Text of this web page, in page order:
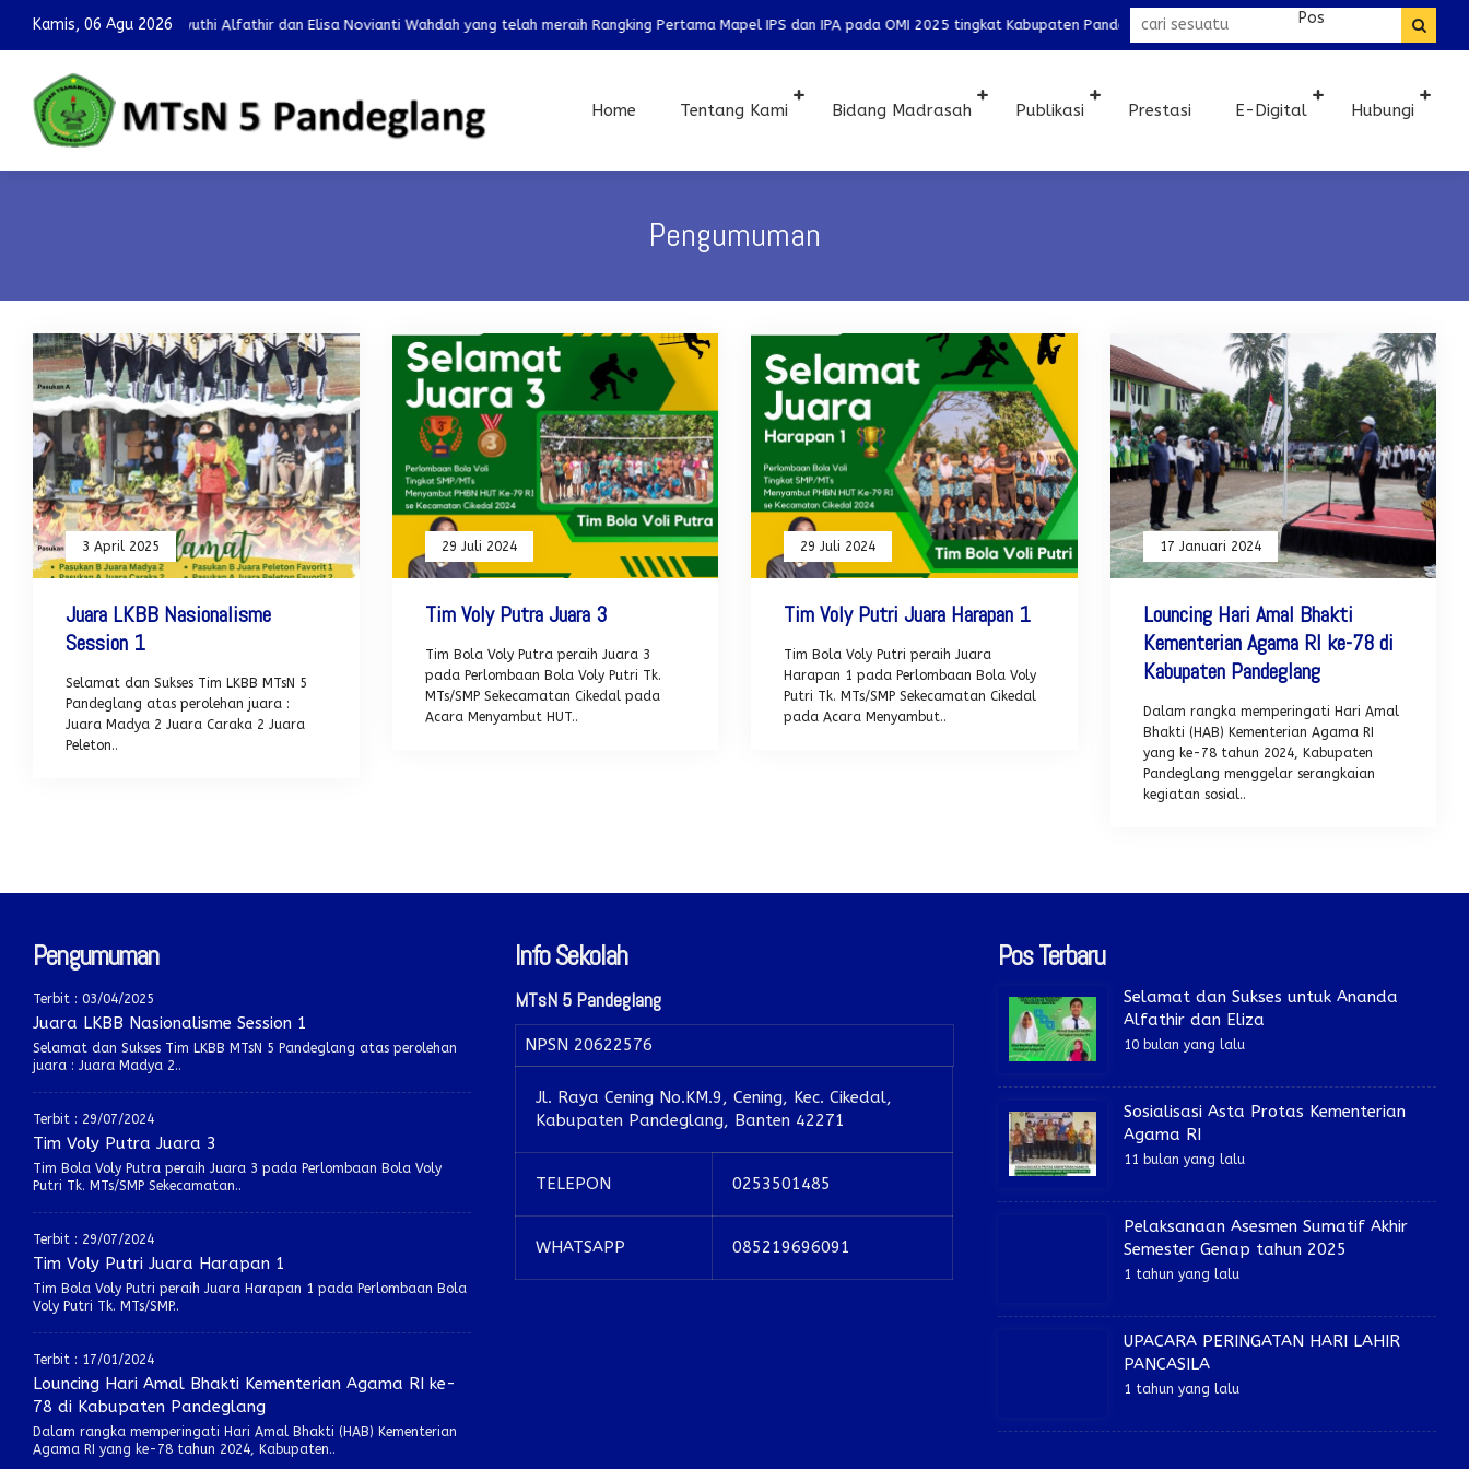
Kamis, 06 Agu 2026
Ahmad Suyuthi Alfathir dan Elisa Novianti Wahdah yang telah meraih Rangking Pertama Mapel IPS dan IPA pada OMI 2025 tingkat Kabupaten Pandeglang dan lolos ke ketingkat Provinsi pada bidang
Home Tentang Kami Bidang Madrasah Publikasi Prestasi E-Digital Hubungi
Pengumuman
3 April 2025
Juara LKBB Nasionalisme
Session 1
Selamat dan Sukses Tim LKBB MTsN 5
Pandeglang atas perolehan juara :
Juara Madya 2 Juara Caraka 2 Juara
Peleton..
29 Juli 2024
Tim Voly Putra Juara 3
Tim Bola Voly Putra peraih Juara 3
pada Perlombaan Bola Voly Putri Tk.
MTs/SMP Sekecamatan Cikedal pada
Acara Menyambut HUT..
29 Juli 2024
Tim Voly Putri Juara Harapan 1
Tim Bola Voly Putri peraih Juara
Harapan 1 pada Perlombaan Bola Voly
Putri Tk. MTs/SMP Sekecamatan Cikedal
pada Acara Menyambut..
17 Januari 2024
Louncing Hari Amal Bhakti
Kementerian Agama RI ke-78 di
Kabupaten Pandeglang
Dalam rangka memperingati Hari Amal
Bhakti (HAB) Kementerian Agama RI
yang ke-78 tahun 2024, Kabupaten
Pandeglang menggelar serangkaian
kegiatan sosial..
Pengumuman
Terbit : 03/04/2025
Juara LKBB Nasionalisme Session 1
Selamat dan Sukses Tim LKBB MTsN 5 Pandeglang atas perolehan
juara : Juara Madya 2..
Terbit : 29/07/2024
Tim Voly Putra Juara 3
Tim Bola Voly Putra peraih Juara 3 pada Perlombaan Bola Voly
Putri Tk. MTs/SMP Sekecamatan..
Terbit : 29/07/2024
Tim Voly Putri Juara Harapan 1
Tim Bola Voly Putri peraih Juara Harapan 1 pada Perlombaan Bola
Voly Putri Tk. MTs/SMP..
Terbit : 17/01/2024
Louncing Hari Amal Bhakti Kementerian Agama RI ke-
78 di Kabupaten Pandeglang
Dalam rangka memperingati Hari Amal Bhakti (HAB) Kementerian
Agama RI yang ke-78 tahun 2024, Kabupaten..
Info Sekolah
MTsN 5 Pandeglang
NPSN 20622576
Jl. Raya Cening No.KM.9, Cening, Kec. Cikedal,
Kabupaten Pandeglang, Banten 42271
TELEPON 0253501485
WHATSAPP 085219696091
Pos Terbaru
Selamat dan Sukses untuk Ananda
Alfathir dan Eliza
10 bulan yang lalu
Sosialisasi Asta Protas Kementerian
Agama RI
11 bulan yang lalu
Pelaksanaan Asesmen Sumatif Akhir
Semester Genap tahun 2025
1 tahun yang lalu
UPACARA PERINGATAN HARI LAHIR
PANCASILA
1 tahun yang lalu